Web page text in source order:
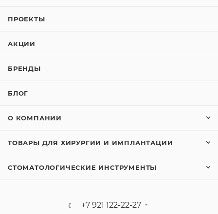
ПРОЕКТЫ
АКЦИИ
БРЕНДЫ
БЛОГ
О КОМПАНИИ
ТОВАРЫ ДЛЯ ХИРУРГИИ И ИМПЛАНТАЦИИ
СТОМАТОЛОГИЧЕСКИЕ ИНСТРУМЕНТЫ
+7 921 122-22-27